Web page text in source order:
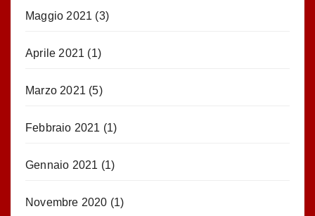
Maggio 2021 (3)
Aprile 2021 (1)
Marzo 2021 (5)
Febbraio 2021 (1)
Gennaio 2021 (1)
Novembre 2020 (1)